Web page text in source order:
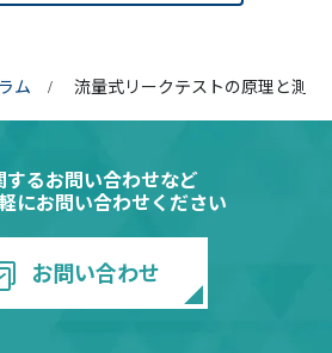
ム 流量式リークテストの原理と測定
するお問い合わせなど
にお問い合わせください
お問い合わせ